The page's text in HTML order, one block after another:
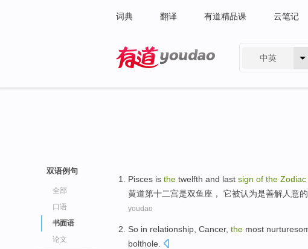
词典 翻译 有道精品课 云笔记
中英
双语例句
全部
口语
书面语
论文
Pisces is the twelfth and last sign of the Zodiac
黄道第十二宫是双鱼座， 它被认为是善解人意的
youdao
So in relationship , Cancer, the most
bolthole